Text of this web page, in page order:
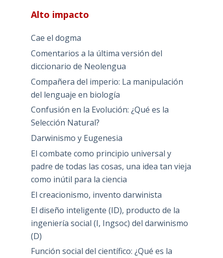
Alto impacto
Cae el dogma
Comentarios a la última versión del
diccionario de Neolengua
Compañera del imperio: La manipulación
del lenguaje en biología
Confusión en la Evolución: ¿Qué es la
Selección Natural?
Darwinismo y Eugenesia
El combate como principio universal y
padre de todas las cosas, una idea tan vieja
como inútil para la ciencia
El creacionismo, invento darwinista
El diseño inteligente (ID), producto de la
ingeniería social (I, Ingsoc) del darwinismo
(D)
Función social del científico: ¿Qué es la